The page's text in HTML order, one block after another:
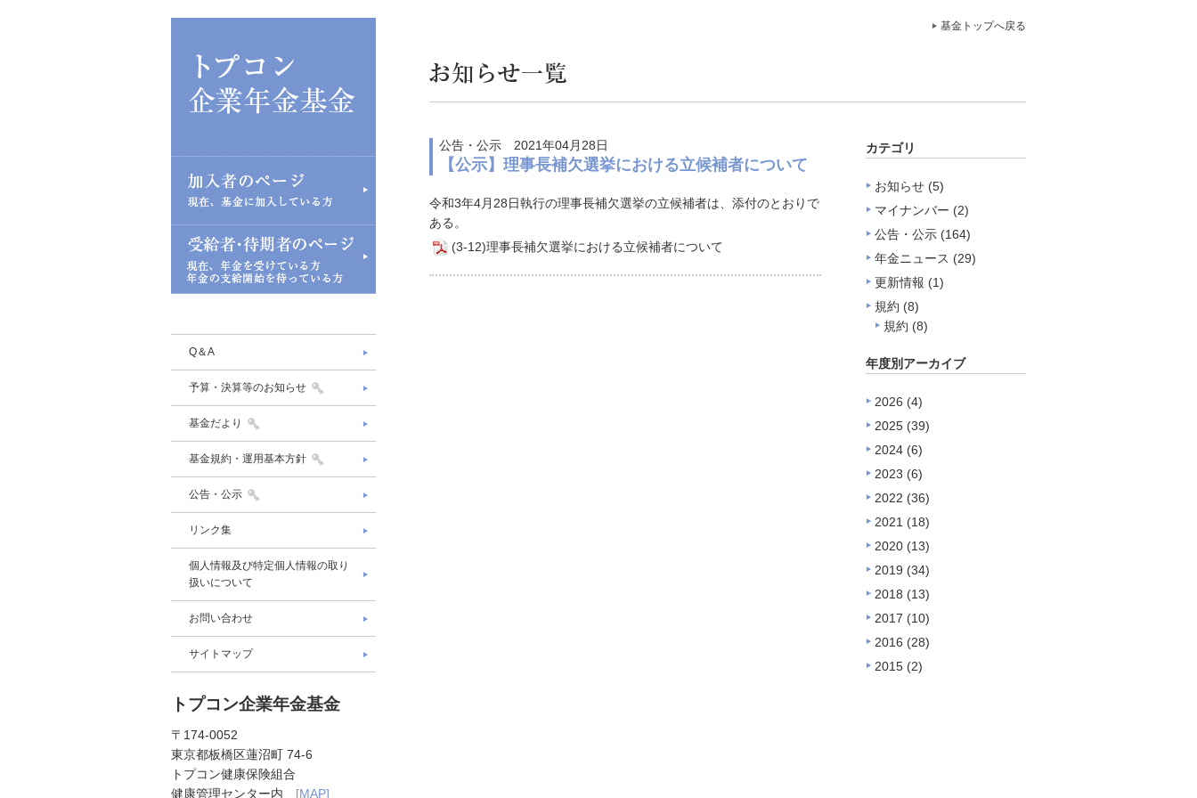
基金トップへ戻る
公告・公示 2021年04月28日
【公示】理事長補欠選挙における立候補者について
令和3年4月28日執行の理事長補欠選挙の立候補者は、添付のとおりで
ある。
(3-12)理事長補欠選挙における立候補者について
カテゴリ
お知らせ (5)
マイナンバー (2)
公告・公示 (164)
年金ニュース (29)
更新情報 (1)
規約 (8)
規約 (8)
年度別アーカイブ
2026 (4)
2025 (39)
2024 (6)
2023 (6)
2022 (36)
2021 (18)
2020 (13)
2019 (34)
2018 (13)
2017 (10)
2016 (28)
2015 (2)
Q＆A
予算・決算等のお知らせ
基金だより
基金規約・運用基本方針
公告・公示
リンク集
個人情報及び特定個人情報の取り
扱いについて
お問い合わせ
サイトマップ
トプコン企業年金基金
〒174-0052
東京都板橋区蓮沼町 74-6
トプコン健康保険組合
健康管理センター内 [MAP]